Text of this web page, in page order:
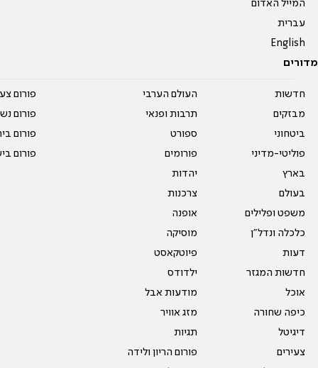
המייל האדום
עברית
English
מדורים
חדשות
מבזקים
ביטחוני
פוליטי-מדיני
בארץ
בעולם
משפט ופלילים
כלכלה ונדל"ן
דעות
חדשות המגזר
אוכל
כיפה שחורה
דיגיטל
צעירים
העולם הערבי
תרבות ופנאי
ספורט
פורומים
יהדות
צרכנות
אופנה
מוסיקה
פיוטקאסט
ילדודס
מודעות אבל
מזג אוויר
תגיות
פורום הריון ולידה
פורום
פורום
פורום
פורום